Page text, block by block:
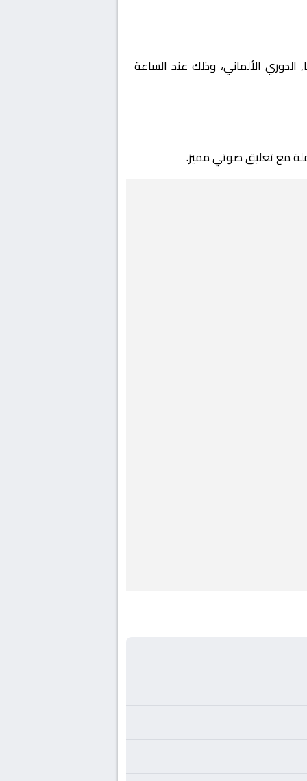
الدوري الألماني، وذلك عند الساعة